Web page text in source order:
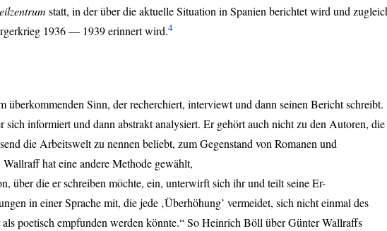
statt, in der über die aktuelle Situation in Spanien berichtet wird und
1936 — 1939 erinnert wird.4
überkommenden Sinn, der recherchiert, interviewt und dann seinen Bericht schreibt.
sich informiert und dann abstrakt analysiert. Er gehört auch nicht zu den Autoren, die
die Arbeitswelt zu nennen beliebt, zum Gegenstand von Romanen und
hat eine andere Methode gewählt,
über die er schreiben möchte, ein, unterwirft sich ihr und teilt seine Er-
in einer Sprache mit, die jede ‚Überhöhung’ vermeidet, sich nicht einmal des
als poetisch empfunden werden könnte.“ So Heinrich Böll über Günter Wallraffs